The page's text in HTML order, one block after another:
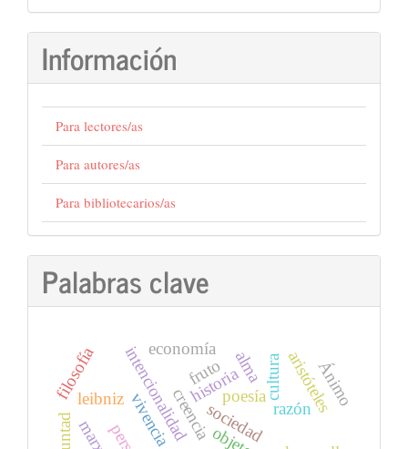
Información
Para lectores/as
Para autores/as
Para bibliotecarios/as
Palabras clave
historia
vivencia poesíacultura
sociedad
creencia
intencionalidadfruto
leibniz
filosofía economía
razón
aristóteles
alma Ánimo